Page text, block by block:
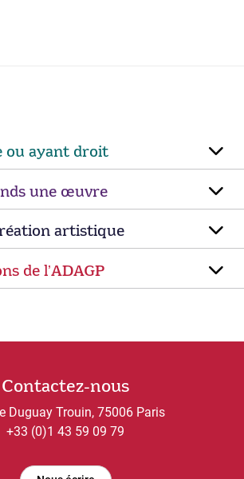
ou ayant droit
une œuvre
artistique
de lʼADAGP
Contactez-nous
Duguay Trouin, 75006 Paris
+33 (0)1 43 59 09 79